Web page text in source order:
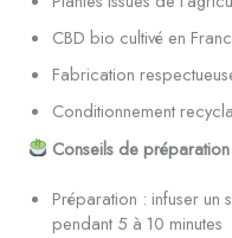
CBD bio cultivé en
Fabrication
Conditionnement
Conseils de
Préparation : infuser un
pendant 5 à 10 minutes